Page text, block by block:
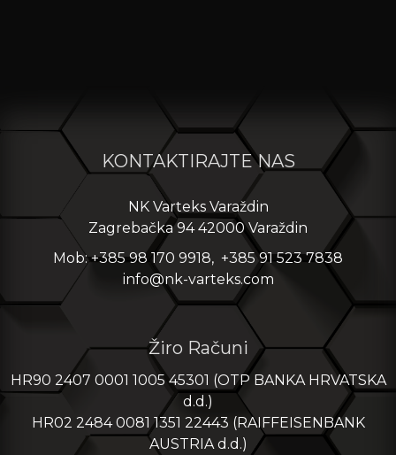
KONTAKTIRAJTE NAS
NK Varteks Varaždin
Zagrebačka 94 42000 Varaždin
Mob: +385 98 170 9918, +385 91 523 7838
info@nk-varteks.com
Žiro Računi
HR90 2407 0001 1005 45301 (OTP BANKA HRVATSKA
d.d.)
HR02 2484 0081 1351 22443 (RAIFFEISENBANK
AUSTRIA d.d.)